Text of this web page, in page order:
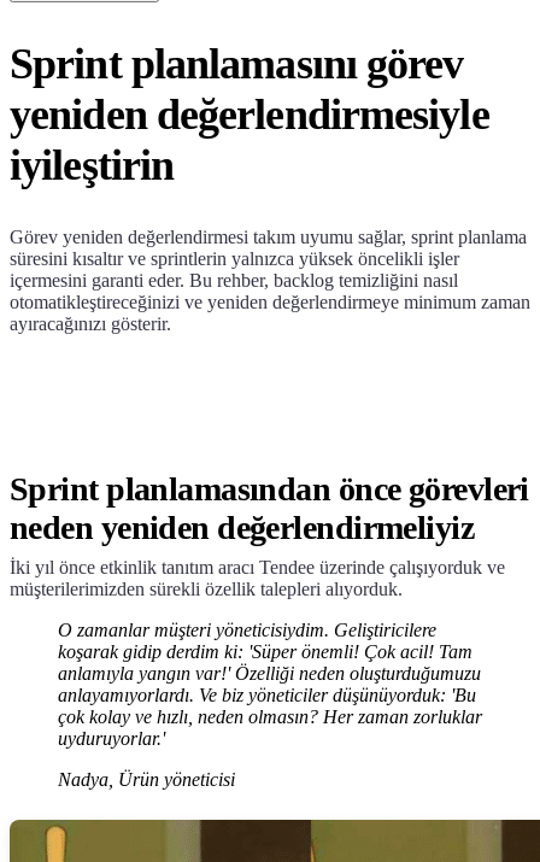
Sprint planlamasını görev
yeniden değerlendirmesiyle
iyileştirin
Görev yeniden değerlendirmesi takım uyumu sağlar, sprint planlama
süresini kısaltır ve sprintlerin yalnızca yüksek öncelikli işler
içermesini garanti eder. Bu rehber, backlog temizliğini nasıl
otomatikleştireceğinizi ve yeniden değerlendirmeye minimum zaman
ayıracağınızı gösterir.
Sprint planlamasından önce görevleri
neden yeniden değerlendirmeliyiz
İki yıl önce etkinlik tanıtım aracı Tendee üzerinde çalışıyorduk ve
müşterilerimizden sürekli özellik talepleri alıyorduk.
O zamanlar müşteri yöneticisiydim. Geliştiricilere
koşarak gidip derdim ki: 'Süper önemli! Çok acil! Tam
anlamıyla yangın var!' Özelliği neden oluşturduğumuzu
anlayamıyorlardı. Ve biz yöneticiler düşünüyorduk: 'Bu
çok kolay ve hızlı, neden olmasın? Her zaman zorluklar
uyduruyorlar.'
Nadya, Ürün yöneticisi